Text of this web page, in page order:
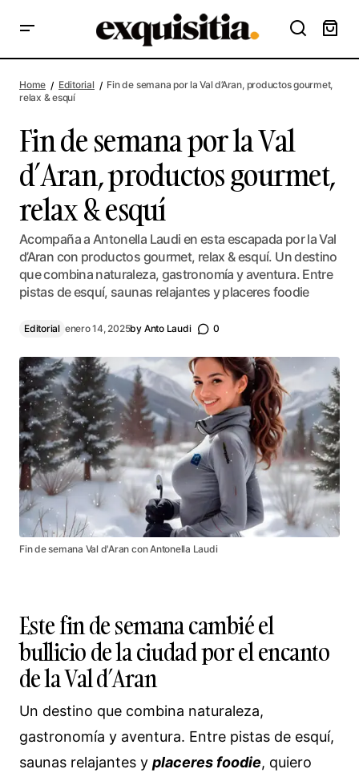
esquí
Home Editorial
Fin de semana por la Val d’Aran, productos gourmet,
relax & esquí
Fin de semana por la Val
d’Aran, productos gourmet,
relax & esquí
Acompaña a Antonella Laudi en esta escapada por la Val
d’Aran con productos gourmet, relax & esquí. Un destino
que combina naturaleza, gastronomía y aventura. Entre
pistas de esquí, saunas relajantes y placeres foodie
Editorial enero 14, 2025by Anto Laudi 0
Fin de semana Val d'Aran con Antonella Laudi
Este fin de semana cambié el
bullicio de la ciudad por el encanto
de la Val d’Aran
Un destino que combina naturaleza,
gastronomía y aventura. Entre pistas de esquí,
saunas relajantes y placeres foodie, quiero